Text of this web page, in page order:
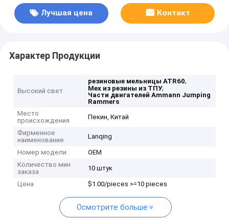
Лучшая цена Контакт
Характер Продукции
Высокий свет
резиновые мельницы ATR60,
Мех из резины из ТПУ,
Части двигателей Ammann Jumping
Rammers
Место
происхождения
Пекин, Китай
Фирменное
наименование
Lanqing
Номер модели
OEM
Количество мин
заказа
10 штук
Цена $1.00/pieces >=10 pieces
Осмотрите больше